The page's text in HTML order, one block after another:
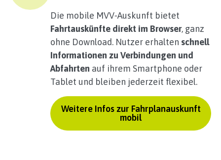
Die mobile MVV‑Auskunft bietet
Fahrtauskünfte direkt im Browser, ganz
ohne Download. Nutzer erhalten schnell
Informationen zu Verbindungen und
Abfahrten auf ihrem Smartphone oder
Tablet und bleiben jederzeit flexibel.
Weitere Infos zur Fahrplanauskunft
mobil